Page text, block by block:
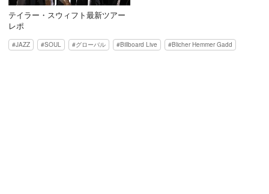
テイラー・スウィフト最新ツアー
レポ
JAZZ SOUL グローバル Billboard Live Blicher Hemmer Gadd